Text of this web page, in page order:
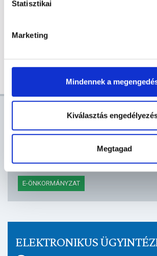
Statisztikai
Marketing
Mindennek a
Kiválasztás
Megtagad
KULTÚRA
ShareFacebook
TwitterEmail
E-PAPÍR KÖZBESZERZÉS
E-ÖNKORMÁNYZAT
ELEKTRONIKUS